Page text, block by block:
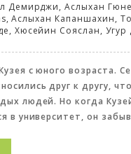
Демирджи, Аслыхан
Аслыхан Капаншахин,
Хюсейин Сояслан, Угур
с юного возраста.
друг к другу,
людей. Но когда
в университет, он